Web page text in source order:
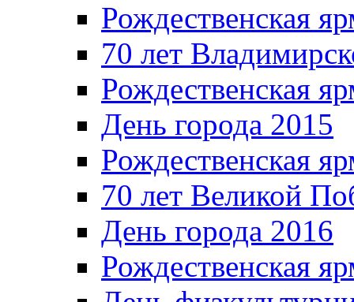
Рождественская
70 лет
Рождественская
День города 2015
Рождественская
70 лет Великой
День города 2016
Рождественская